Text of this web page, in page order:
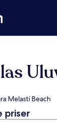
Melasti Beach
priser